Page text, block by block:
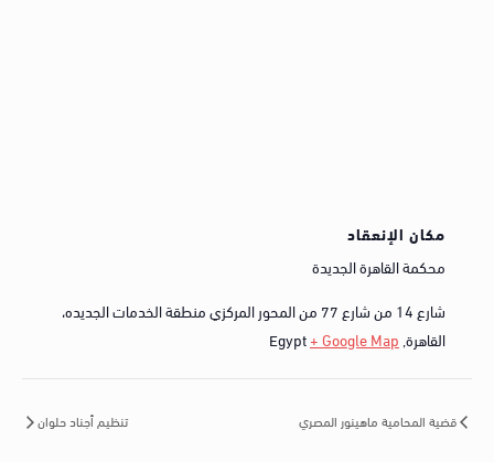
مكان الإنعقاد
محكمة القاهرة الجديدة
شارع 14 من شارع 77 من المحور المركزي منطقة الخدمات الجديده،
القاهرة,
Egypt+ Google Map
قضية المحامية ماهينور المصري تنظيم أجناد حلوان